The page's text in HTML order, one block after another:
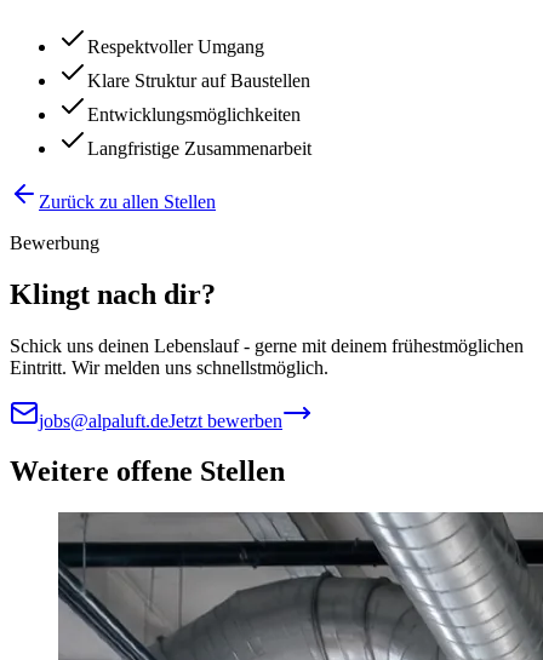
Respektvoller Umgang
Klare Struktur auf Baustellen
Entwicklungsmöglichkeiten
Langfristige Zusammenarbeit
Zurück zu allen Stellen
Bewerbung
Klingt nach dir?
Schick uns deinen Lebenslauf - gerne mit deinem frühestmöglichen
Eintritt. Wir melden uns schnellstmöglich.
jobs@alpaluft.deJetzt bewerben
Weitere offene Stellen